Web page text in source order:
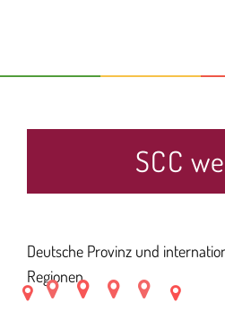
SCC
Deutsche Provinz und
Regionen.